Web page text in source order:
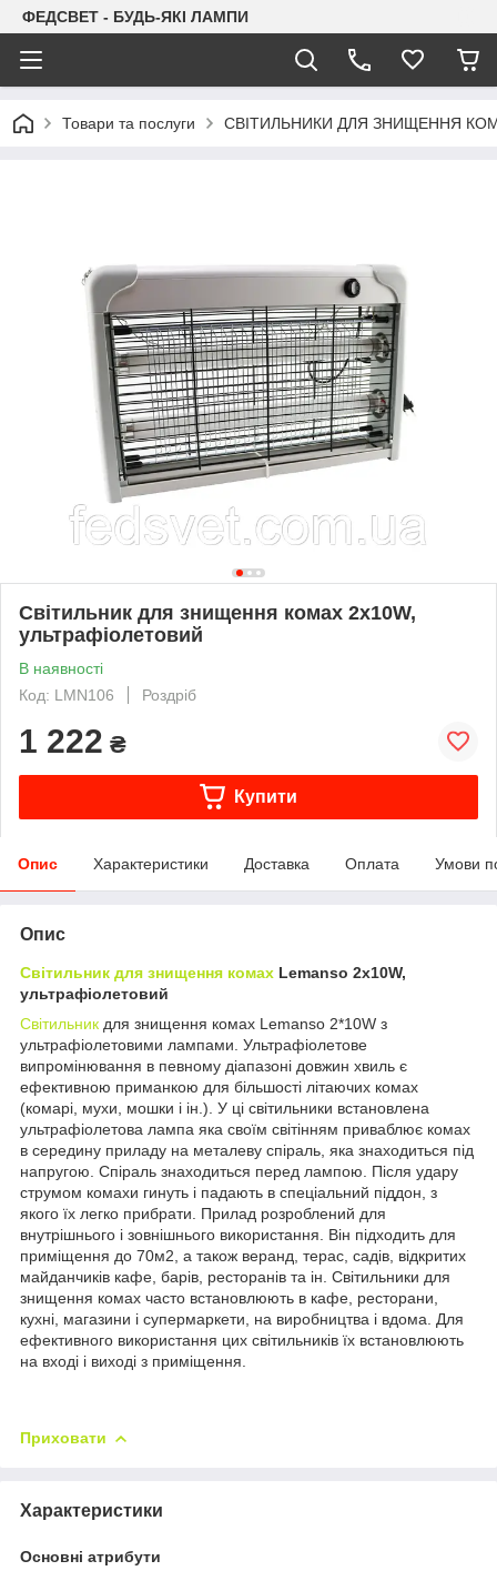
ФЕДСВЕТ - БУДЬ-ЯКІ ЛАМПИ
Товари та послуги СВІТИЛЬНИКИ ДЛЯ ЗНИЩЕННЯ
Світильник для знищення комах 2х10W,
ультрафіолетовий
В наявності
Код: LMN106
Роздріб
1 222 ₴
Купити
Опис Характеристики Доставка Оплата Умови
Опис
Світильник для знищення комах Lemanso 2х10W,
ультрафіолетовий
Світильник для знищення комах Lemanso 2*10W з
ультрафіолетовими лампами. Ультрафіолетове
випромінювання в певному діапазоні довжин хвиль є
ефективною приманкою для більшості літаючих комах
(комарі, мухи, мошки і ін.). У ці світильники встановлена
ультрафіолетова лампа яка своїм світінням приваблює комах
в середину приладу на металеву спіраль, яка знаходиться під
напругою. Спіраль знаходиться перед лампою. Після удару
струмом комахи гинуть і падають в спеціальний піддон, з
якого їх легко прибрати. Прилад розроблений для
внутрішнього і зовнішнього використання. Він підходить для
приміщення до 70м2, а також веранд, терас, садів, відкритих
майданчиків кафе, барів, ресторанів та ін. Світильники для
знищення комах часто встановлюють в кафе, ресторани,
кухні, магазини і супермаркети, на виробництва і вдома. Для
ефективного використання цих світильників їх встановлюють
на вході і виході з приміщення.
Приховати
Характеристики
Основні атрибути